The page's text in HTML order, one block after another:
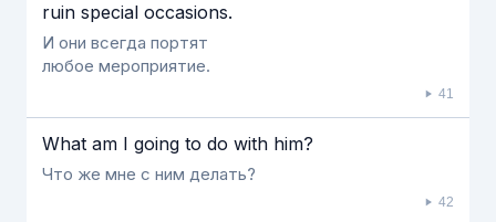
ruin special occasions.
И они всегда портят
любое мероприятие.
41
What am Ι going to do with him?
Что же мне с ним делать?
42